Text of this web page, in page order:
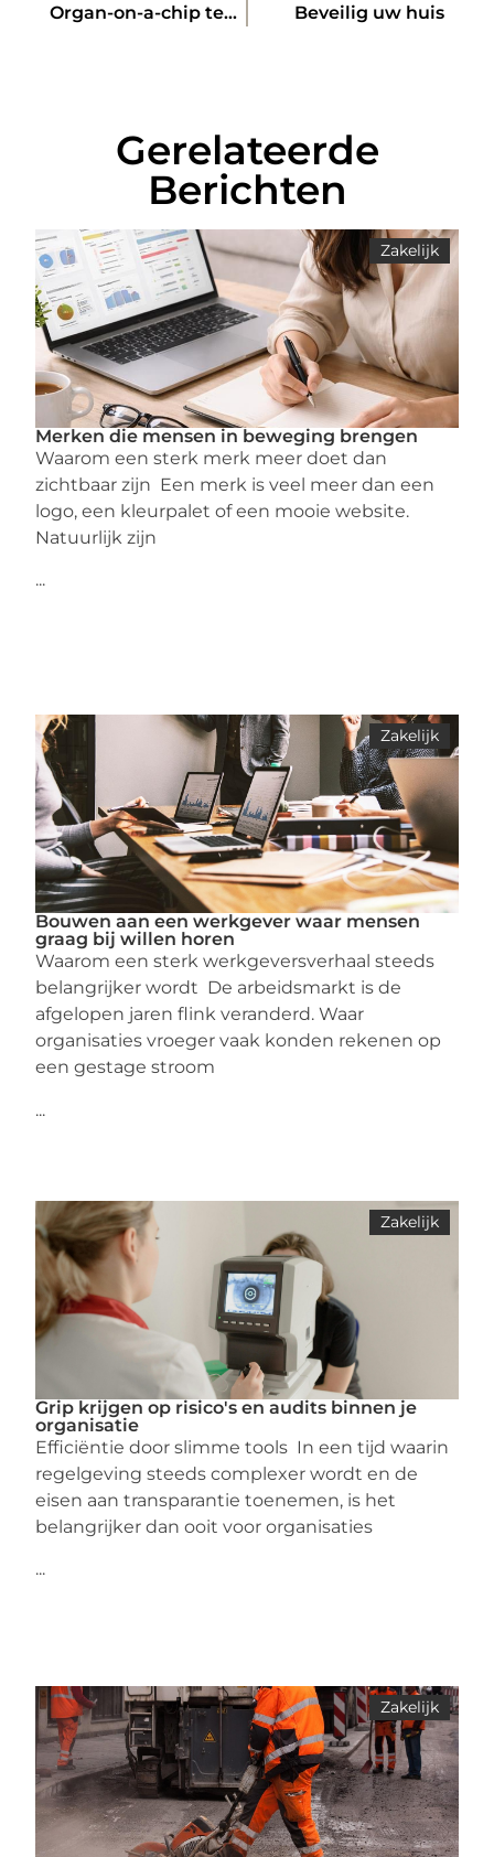
Organ-on-a-chip technologie Beveilig uw huis
Gerelateerde
Berichten
Zakelijk
Merken die mensen in beweging brengen
Waarom een sterk merk meer doet dan
zichtbaar zijn Een merk is veel meer dan een
logo, een kleurpalet of een mooie website.
Natuurlijk zijn
...
Zakelijk
Bouwen aan een werkgever waar mensen
graag bij willen horen
Waarom een sterk werkgeversverhaal steeds
belangrijker wordt De arbeidsmarkt is de
afgelopen jaren flink veranderd. Waar
organisaties vroeger vaak konden rekenen op
een gestage stroom
...
Zakelijk
Grip krijgen op risico's en audits binnen je
organisatie
Efficiëntie door slimme tools In een tijd waarin
regelgeving steeds complexer wordt en de
eisen aan transparantie toenemen, is het
belangrijker dan ooit voor organisaties
...
Zakelijk